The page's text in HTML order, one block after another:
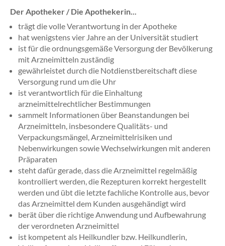
Der Apotheker / Die Apothekerin...
trägt die volle Verantwortung in der Apotheke
hat wenigstens vier Jahre an der Universität studiert
ist für die ordnungsgemäße Versorgung der Bevölkerung
mit Arzneimitteln zuständig
gewährleistet durch die Notdienstbereitschaft diese
Versorgung rund um die Uhr
ist verantwortlich für die Einhaltung
arzneimittelrechtlicher Bestimmungen
sammelt Informationen über Beanstandungen bei
Arzneimitteln, insbesondere Qualitäts- und
Verpackungsmängel, Arzneimittelrisiken und
Nebenwirkungen sowie Wechselwirkungen mit anderen
Präparaten
steht dafür gerade, dass die Arzneimittel regelmäßig
kontrolliert werden, die Rezepturen korrekt hergestellt
werden und übt die letzte fachliche Kontrolle aus, bevor
das Arzneimittel dem Kunden ausgehändigt wird
berät über die richtige Anwendung und Aufbewahrung
der verordneten Arzneimittel
ist kompetent als Heilkundler bzw. Heilkundlerin,